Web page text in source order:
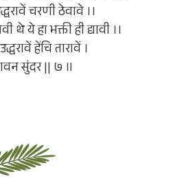
चरणी ठेवावे ।।
थे ये हा भक्ती ही द्यावी ।।
हेंचि तारावें ।
सुंदर || ७ ॥